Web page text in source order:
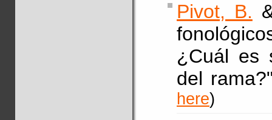
Pivot, B.
¿Cuál es
del
here)